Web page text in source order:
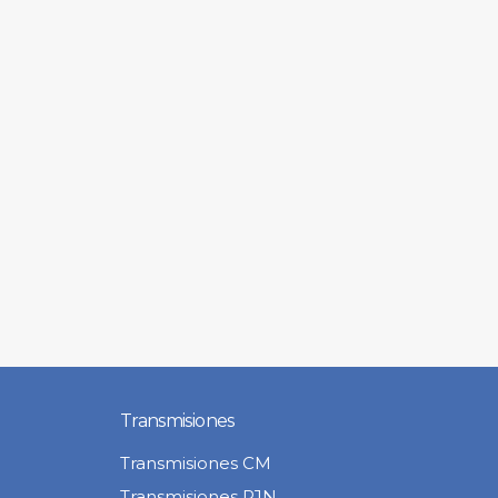
Transmisiones
Transmisiones CM